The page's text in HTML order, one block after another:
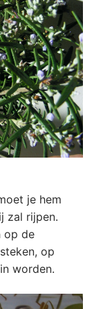
je hem
zal rijpen.
op de
op
worden.